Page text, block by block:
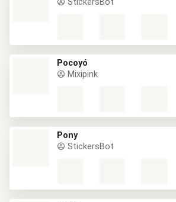
StickersBot
Pocoyó
Mixipink
Pony
StickersBot